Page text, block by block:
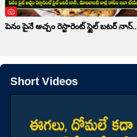
పెనం పైనే అచ్చం రెస్టారెంట్ స్టైల్ బటర్ నాన్..
Short Videos